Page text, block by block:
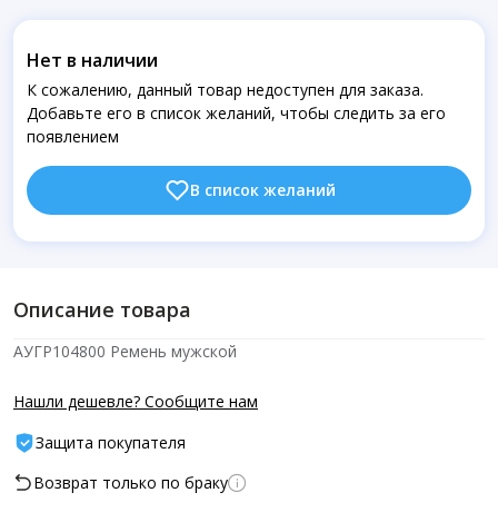
Нет в наличии
К сожалению, данный товар недоступен для заказа.
Добавьте его в список желаний, чтобы следить за его
появлением
В список желаний
Описание товара
АУГР104800 Ремень мужской
Нашли дешевле? Сообщите нам
Защита покупателя
Возврат только по браку